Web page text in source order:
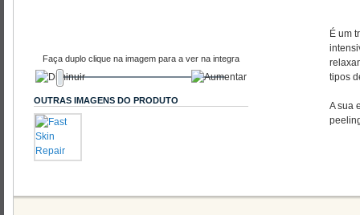
É um
tipos
A sua
Faça duplo clique na imagem para a ver na integra
OUTRAS IMAGENS DO PRODUTO